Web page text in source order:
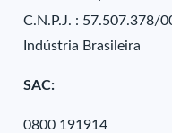
C.N.P.J. : 57.507.378/
Indústria Brasileira
SAC:
0800 191914